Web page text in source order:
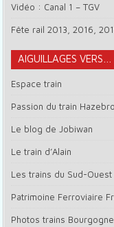
Vidéo : Canal 1 – TGV
Fête rail 2013, 2016,
AIGUILLAGES VERS…
Espace train
Passion du train
Le blog de Jobiwan
Le train d’Alain
Les trains du Sud-Ouest
Patrimoine Ferroviaire
Photos trains Bourgogne